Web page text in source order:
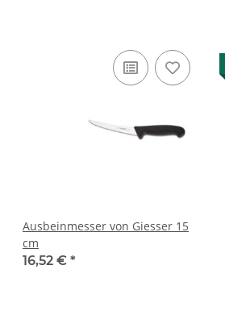
Ausbeinmesser von Giesser 15
cm
16,52 € *